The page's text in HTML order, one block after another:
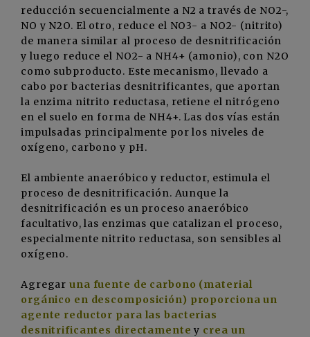
reducción secuencialmente a N2 a través de NO2-,
NO y N2O. El otro, reduce el NO3- a NO2- (nitrito)
de manera similar al proceso de desnitrificación
y luego reduce el NO2- a NH4+ (amonio), con N2O
como subproducto. Este mecanismo, llevado a
cabo por bacterias desnitrificantes, que aportan
la enzima nitrito reductasa, retiene el nitrógeno
en el suelo en forma de NH4+. Las dos vías están
impulsadas principalmente por los niveles de
oxígeno, carbono y pH.
El ambiente anaeróbico y reductor, estimula el
proceso de desnitrificación. Aunque la
desnitrificación es un proceso anaeróbico
facultativo, las enzimas que catalizan el proceso,
especialmente nitrito reductasa, son sensibles al
oxígeno.
Agregar una fuente de carbono (material
orgánico en descomposición) proporciona un
agente reductor para las bacterias
desnitrificantes directamente y crea un